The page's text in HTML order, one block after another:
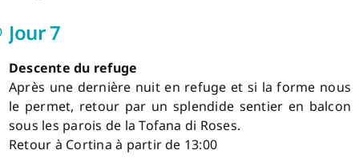
Jour 7
Descente du refuge
Après une dernière nuit en refuge et si la forme nous
le permet, retour par un splendide sentier en balcon
sous les parois de la Tofana di Roses.
Retour à Cortina à partir de 13:00